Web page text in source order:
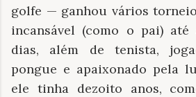
golfe — ganhou vários
incansável (como o pai)
dias, além de tenista,
pongue e apaixonado pela
ele tinha dezoito anos,